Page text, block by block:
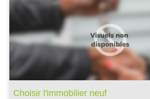
Choisir l'immobilier neuf